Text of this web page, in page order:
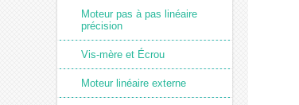
Moteur pas à pas linéaire
précision
Vis-mère et Écrou
Moteur linéaire externe